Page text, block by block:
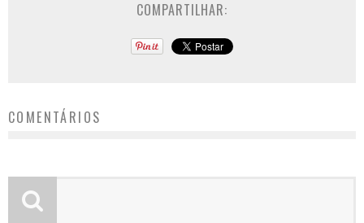
COMPARTILHAR:
COMENTÁRIOS